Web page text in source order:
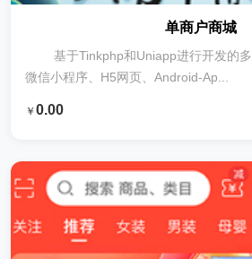
单商户商城
基于Tinkphp和Uniapp进行开发的多
微信小程序、H5网页、Android-Ap...
￥ 0.00